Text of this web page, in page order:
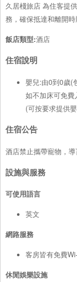
久居棧旅店 為住客提
務，確保抵達和離開
飯店類型:酒店
住宿說明
嬰兒:由0到0歲(
如不加床可免費
(可按要求提供
住宿公告
酒店禁止攜帶寵物，導
設施與服務
可使用語言
英文
網路服務
客房皆有免費
休閒娛樂設施